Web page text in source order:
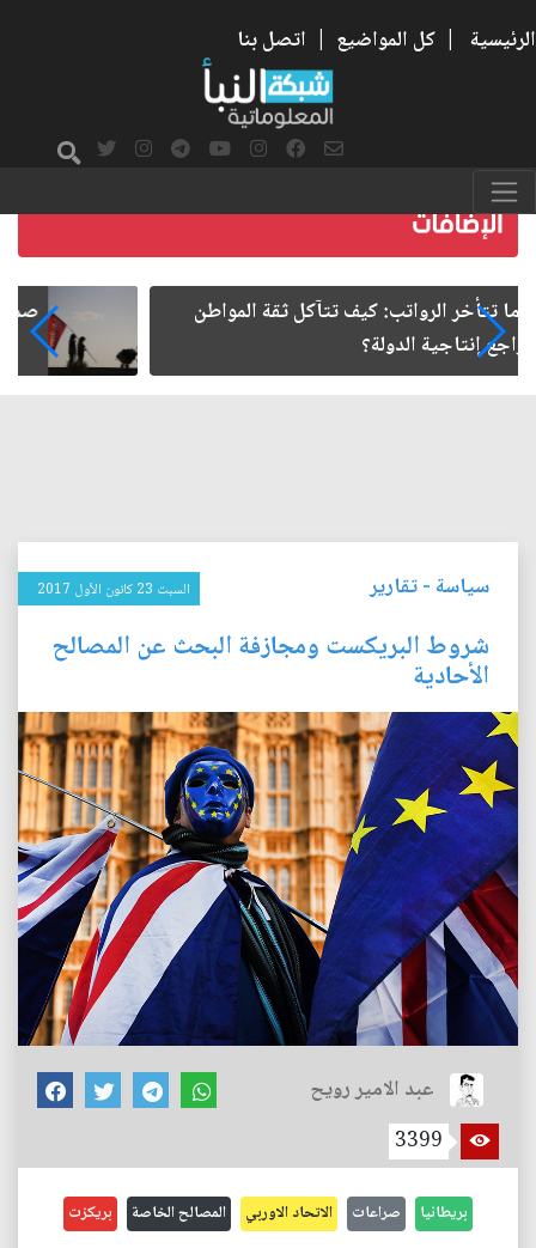
الرئيسية | كل المواضيع | اتصل بنا
صمت الطريق بعد الأربعين
سياسة-تقارير السبت 23 كانون الأول 2017
شروط البريكست ومجازفة البحث عن المصالح
الأحادية
عبد الامير رويح
3399
بريطانيا صراعات الاتحاد الاوربي المصالح الخاصة بريكزت